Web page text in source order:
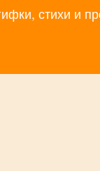
стихи и